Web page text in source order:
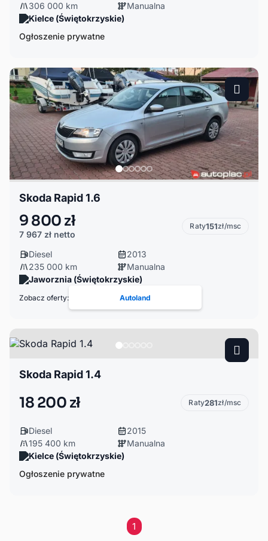
306 000 km
Manualna
Kielce (Świętokrzyskie)
Ogłoszenie prywatne
Skoda Rapid 1.6
9 800 zł
7 967 zł netto
Raty151zł/msc
Diesel
2013
235 000 km
Manualna
Jaworznia (Świętokrzyskie)
Zobacz oferty: Autoland
Skoda Rapid 1.4
18 200 zł Raty281zł/msc
Diesel
2015
195 400 km
Manualna
Kielce (Świętokrzyskie)
Ogłoszenie prywatne
1